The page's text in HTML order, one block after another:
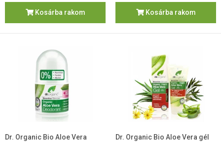
Kosárba rakom Kosárba rakom
Dr. Organic Bio Aloe Vera
Dr. Organic Bio Aloe Vera gél